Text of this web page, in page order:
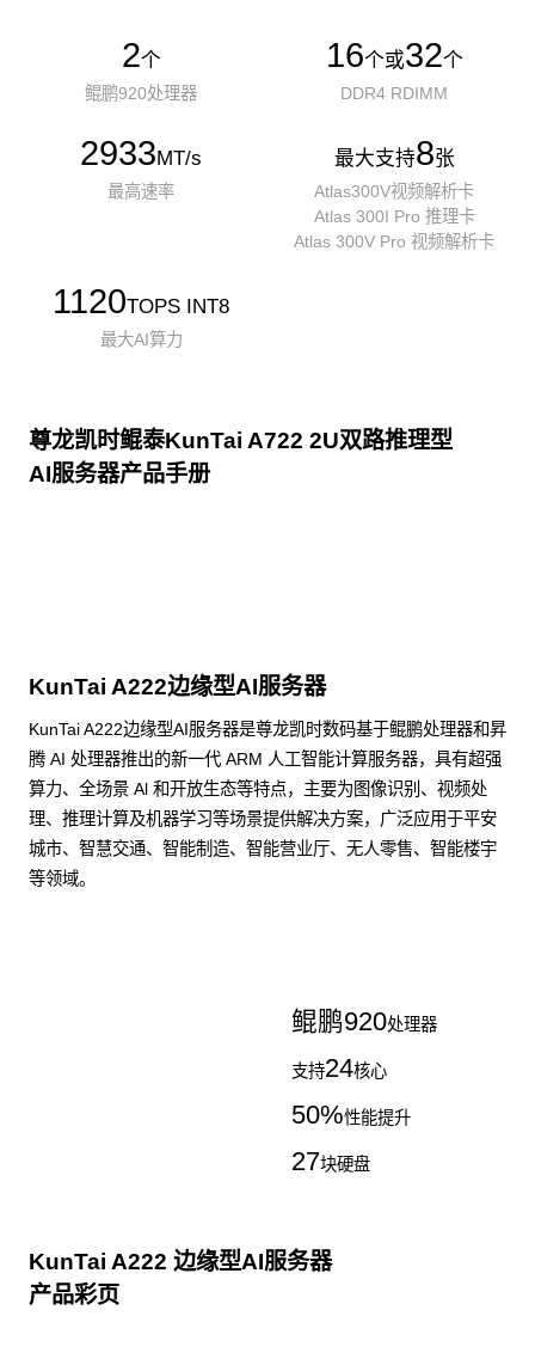
2个
鲲鹏920处理器
16个或32个
DDR4 RDIMM
2933MT/s
最高速率
最大支持8张
Atlas300V视频解析卡
Atlas 300I Pro 推理卡
Atlas 300V Pro 视频解析卡
1120TOPS INT8
最大AI算力
尊龙凯时鲲泰KunTai A722 2U双路推理型
AI服务器产品手册
KunTai A222边缘型AI服务器
KunTai A222边缘型AI服务器是尊龙凯时数码基于鲲鹏处理器和昇
腾 AI 处理器推出的新一代 ARM 人工智能计算服务器，具有超强
算力、全场景 Al 和开放生态等特点，主要为图像识别、视频处
理、推理计算及机器学习等场景提供解决方案，广泛应用于平安
城市、智慧交通、智能制造、智能营业厅、无人零售、智能楼宇
等领域。
鲲鹏920处理器
支持24核心
50%性能提升
27块硬盘
KunTai A222 边缘型AI服务器
产品彩页